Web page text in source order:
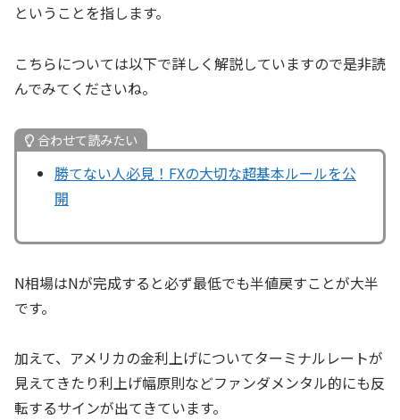
ということを指します。
こちらについては以下で詳しく解説していますので是非読
んでみてくださいね。
合わせて読みたい
勝てない人必見！FXの大切な超基本ルールを公
開
N相場はNが完成すると必ず最低でも半値戻すことが大半
です。
加えて、アメリカの金利上げについてターミナルレートが
見えてきたり利上げ幅原則などファンダメンタル的にも反
転するサインが出てきています。